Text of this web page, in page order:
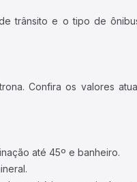
e o tipo de
Confira os valores
até 45º e banheiro.